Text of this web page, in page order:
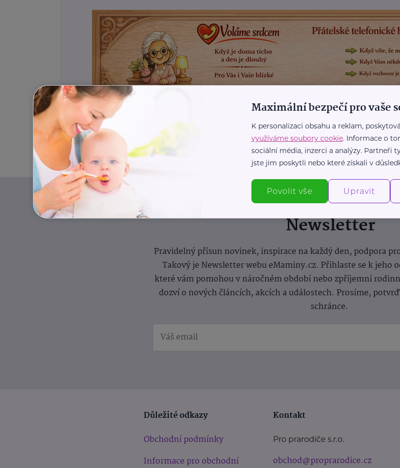
Newsletter
Pravidelný přísun novinek, inspirace na každý den, podpora
Takový je Newsletter webu eMaminy.cz. Přihlaste se k jeho
které vám pomohou v náročném období nebo zpříjemní
dozví o nových článcích, akcích a událostech. Prosíme,
schránce.
Důležité odkazy
Obchodní podmínky
Informace pro obchodní
Kontakt
Pro prarodiče s.r.o.
obchod@proprarodice.cz
Maximální bezpečí pro vaše
K personalizaci obsahu a reklam,
využíváme soubory cookie. Informace o
sociální média, inzerci a analýzy.
jste jim poskytli nebo které získali v
Povolit vše Upravit